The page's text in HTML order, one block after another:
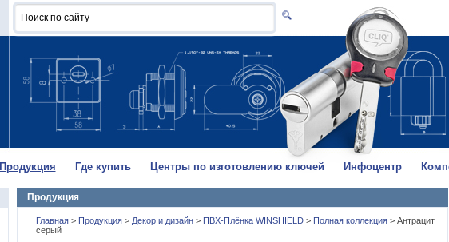
Продукция Где купить Центры по изготовлению ключей Инфоцентр
Продукция
Главная > Продукция > Декор и дизайн > ПВХ-Плёнка WINSHIELD > Полная коллекция > Антрацит
серый